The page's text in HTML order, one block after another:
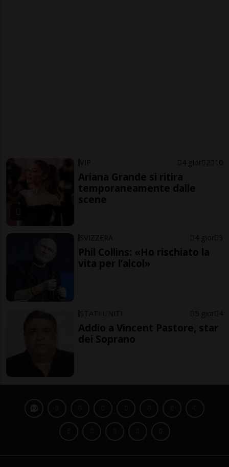
VIP 4 gior 2 10
Ariana Grande si ritira
temporaneamente dalle
scene
SVIZZERA 4 gior 3
Phil Collins: «Ho rischiato la
vita per l’alcol»
STATI UNITI 5 gior 4
Addio a Vincent Pastore, star
dei Soprano